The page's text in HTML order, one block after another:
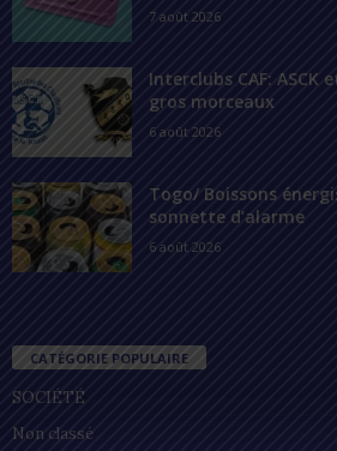
7 août 2026
Interclubs CAF: ASCK
gros morceaux
6 août 2026
Togo/ Boissons
sonnette d’alarme
6 août 2026
CATÉGORIE POPULAIRE
SOCIÉTÉ
Non classé